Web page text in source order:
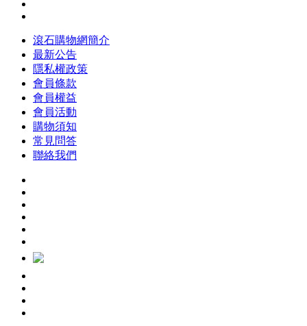
滾石購物網簡介
最新公告
隱私權政策
會員條款
會員權益
會員活動
購物須知
常見問答
聯絡我們